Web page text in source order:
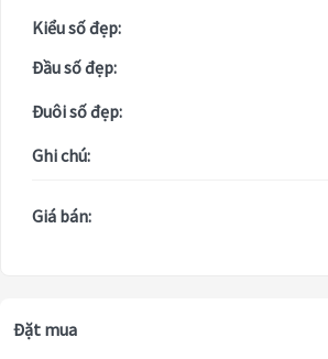
Kiểu số đẹp:
Đầu số đẹp:
Đuôi số đẹp:
Ghi chú:
Giá bán:
Đặt mua